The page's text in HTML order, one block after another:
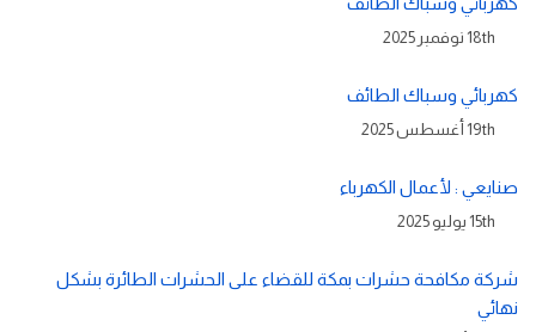
18th نوفمبر 2025
كهربائي وسباك الطائف
19th أغسطس 2025
صنايعي : لأعمال الكهرباء
15th يوليو 2025
شركة مكافحة حشرات بمكة للقضاء على الحشرات الطائرة بشكل
نهائي